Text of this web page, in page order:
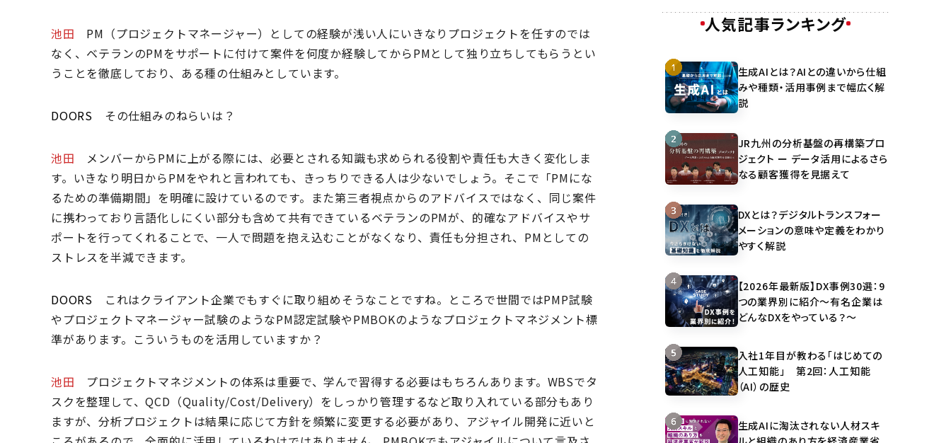
池田 PM（プロジェクトマネージャー）としての経験が浅い人にいきなりプロジェクトを任すのでは
なく、ベテランのPMをサポートに付けて案件を何度か経験してからPMとして独り立ちしてもらうとい
うことを徹底しており、ある種の仕組みとしています。
DOORS その仕組みのねらいは？
池田
メンバーからPMに上がる際には、必要とされる知識も求められる役割や責任も大きく変化しま
す。いきなり明日からPMをやれと言われても、きっちりできる人は少ないでしょう。そこで「PMにな
るための準備期間」を明確に設けているのです。また第三者視点からのアドバイスではなく、同じ案件
に携わっており言語化しにくい部分も含めて共有できているベテランのPMが、的確なアドバイスやサ
ポートを行ってくれることで、一人で問題を抱え込むことがなくなり、責任も分担され、PMとしての
ストレスを半減できます。
DOORS これはクライアント企業でもすぐに取り組めそうなことですね。ところで世間ではPMP試験
やプロジェクトマネージャー試験のようなPM認定試験やPMBOKのようなプロジェクトマネジメント標
準があります。こういうものを活用していますか？
池田 プロジェクトマネジメントの体系は重要で、学んで習得する必要はもちろんあります。WBSでタ
スクを整理して、QCD（Quality/Cost/Delivery）をしっかり管理するなど取り入れている部分もあり
ますが、分析プロジェクトは結果に応じて方針を頻繁に変更する必要があり、アジャイル開発に近いと
人気記事ランキング
生成AIとは？AIとの違いから仕組
みや種類・活用事例まで幅広く解
説
JR九州の分析基盤の再構築プロ
ジェクト ー データ活用によるさら
なる顧客獲得を見据えて
DXとは？デジタルトランスフォー
メーションの意味や定義をわかり
やすく解説
【2026年最新版】DX事例30選：9
つの業界別に紹介～有名企業は
どんなDXをやっている？～
入社1年目が教わる「はじめての
人工知能」 第2回：人工知能
（AI）の歴史
生成AIに淘汰されない人材スキ